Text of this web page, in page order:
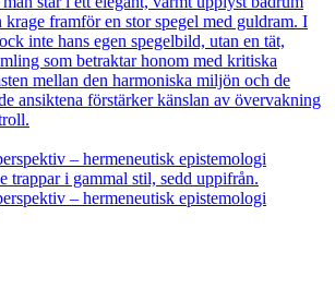
– hermeneutisk epistemologi
– hermeneutisk epistemologi